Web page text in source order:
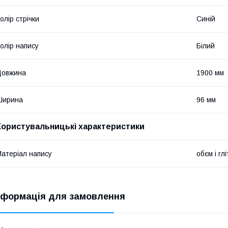
стрічки Синій
напису Білий
1900 мм
96 мм
характеристики
напису обєм і
для замовлення